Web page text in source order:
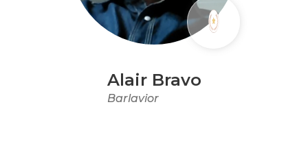
Alair Bravo
Barlavior